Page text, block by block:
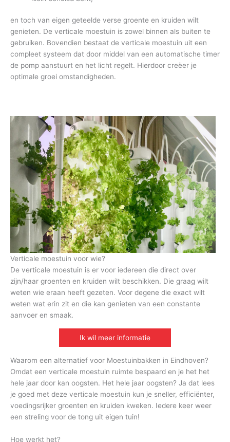
en toch van eigen geteelde verse groente en kruiden wilt
genieten. De verticale moestuin is zowel binnen als buiten te
gebruiken. Bovendien bestaat de verticale moestuin uit een
compleet systeem dat door middel van een automatische timer
de pomp aanstuurt en het licht regelt. Hierdoor creëer je
optimale groei omstandigheden.
Verticale moestuin voor wie?
De verticale moestuin is er voor iedereen die direct over
zijn/haar groenten en kruiden wilt beschikken. Die graag wilt
weten wie eraan heeft gezeten. Voor degene die exact wilt
weten wat erin zit en die kan genieten van een constante
aanvoer en smaak.
Ik wil meer informatie
Waarom een alternatief voor Moestuinbakken in Eindhoven?
Omdat een verticale moestuin ruimte bespaard en je het het
hele jaar door kan oogsten. Het hele jaar oogsten? Ja dat lees
je goed met deze verticale moestuin kun je sneller, efficiënter,
voedingsrijker groenten en kruiden kweken. Iedere keer weer
een streling voor de tong uit eigen tuin!
Hoe werkt het?